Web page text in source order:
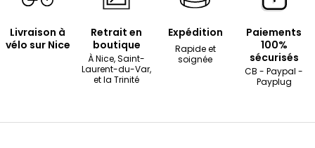
Livraison à
vélo sur Nice
Retrait en
boutique
À Nice, Saint-
Laurent-du-Var,
et la Trinité
Expédition
Rapide et
soignée
Paiements
100%
sécurisés
CB - Paypal -
Payplug